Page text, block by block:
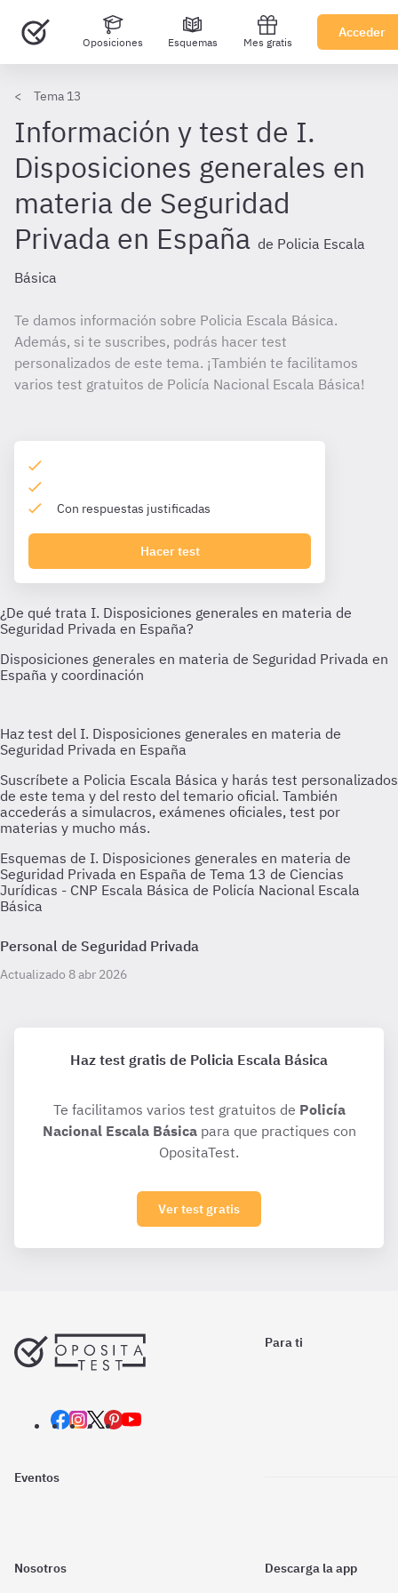
Oposiciones Esquemas Mes gratis
Acceder
Tema 13
Información y test de I.
Disposiciones generales en
materia de Seguridad
Privada en España de Policia Escala
Básica
Te damos información sobre Policia Escala Básica.
Además, si te suscribes, podrás hacer test
personalizados de este tema. ¡También te facilitamos
varios test gratuitos de Policía Nacional Escala Básica!
Con respuestas justificadas
Hacer test
Esquemas de I. Disposiciones generales en materia de
Seguridad Privada en España de Tema 13 de Ciencias
Jurídicas - CNP Escala Básica de Policía Nacional Escala
Básica
Personal de Seguridad Privada
Actualizado 8 abr 2026
Haz test gratis de Policia Escala Básica
Te facilitamos varios test gratuitos de Policía
Nacional Escala Básicapara que practiques con
OpositaTest.
Ver test gratis
Para ti
Eventos
Nosotros Descarga la app